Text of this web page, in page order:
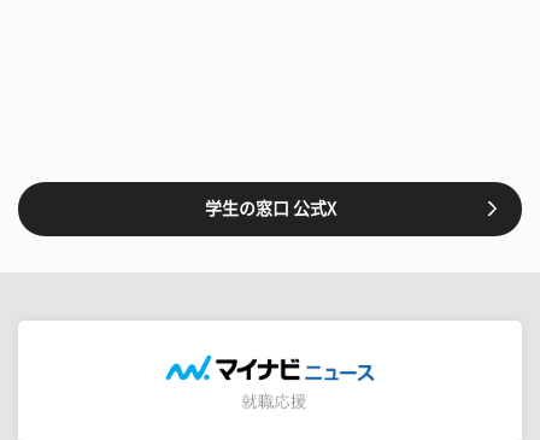
学生の窓口 公式X